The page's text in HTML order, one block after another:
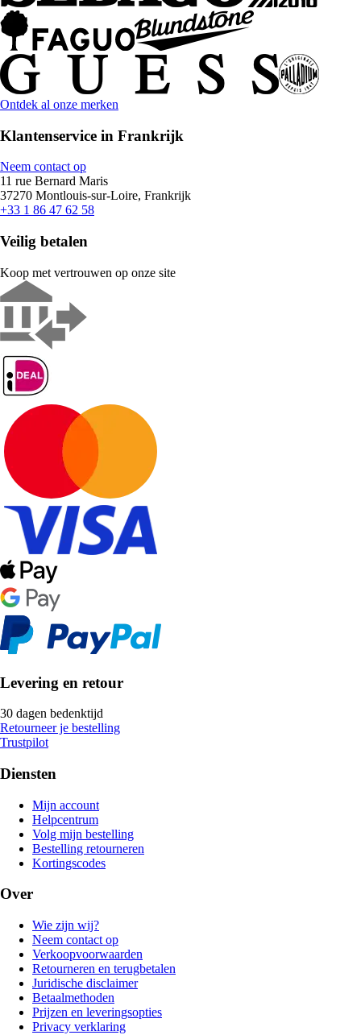
Ontdek al onze merken
Klantenservice in Frankrijk
Neem contact op
11 rue Bernard Maris
37270 Montlouis-sur-Loire, Frankrijk
+33 1 86 47 62 58
Veilig betalen
Koop met vertrouwen op onze site
Levering en retour
30 dagen bedenktijd
Retourneer je bestelling
Trustpilot
Diensten
Mijn account
Helpcentrum
Volg mijn bestelling
Bestelling retourneren
Kortingscodes
Over
Wie zijn wij?
Neem contact op
Verkoopvoorwaarden
Retourneren en terugbetalen
Juridische disclaimer
Betaalmethoden
Prijzen en leveringsopties
Privacy verklaring